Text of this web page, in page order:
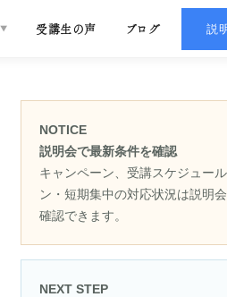
▼ 受講生の声 ブログ 説
NOTICE
説明会で最新条件を確認
キャンペーン、受講スケジュー
ン・短期集中の対応状況は説明
確認できます。
NEXT STEP